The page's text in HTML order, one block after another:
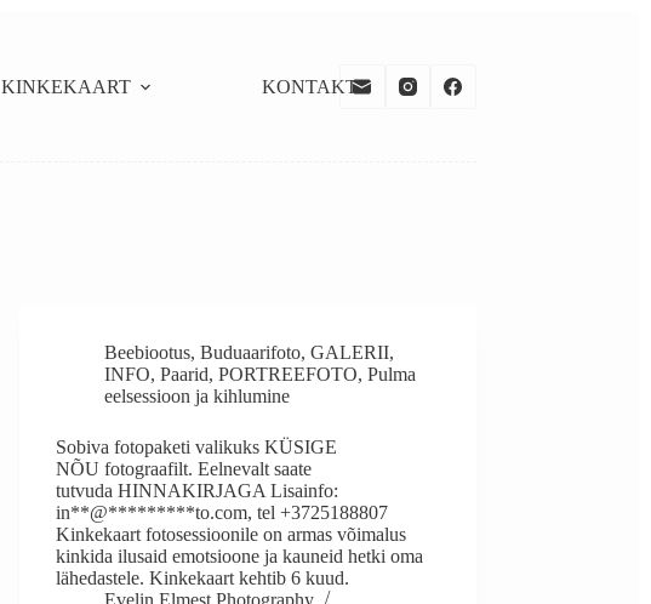
KINKEKAART KONTAKT
Beebiootus,Buduaarifoto,GALERII,
INFO,Paarid,PORTREEFOTO,Pulma
eelsessioon ja kihlumine
Sobiva fotopaketi valikuks KÜSIGE
NÕU fotograafilt. Eelnevalt saate
tutvuda HINNAKIRJAGA Lisainfo:
in**@*********to.com, tel +3725188807
Kinkekaart fotosessioonile on armas võimalus
kinkida ilusaid emotsioone ja kauneid hetki oma
lähedastele. Kinkekaart kehtib 6 kuud.
Evelin Elmest Photography